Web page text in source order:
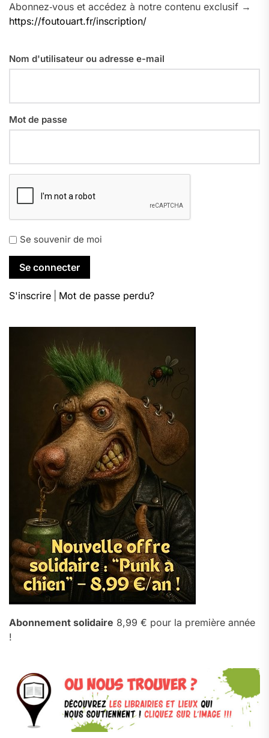
Abonnez‑vous et accédez à notre contenu exclusif →
https://foutouart.fr/inscription/
Nom d'utilisateur ou adresse e-mail
Mot de passe
Se souvenir de moi
S'inscrire Mot de passe perdu?
Abonnement solidaire 8,99 € pour la première année
!